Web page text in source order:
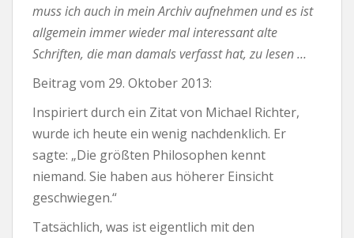
muss ich auch in mein Archiv aufnehmen und es ist
allgemein immer wieder mal interessant alte
Schriften, die man damals verfasst hat, zu lesen …
Beitrag vom 29. Oktober 2013:
Inspiriert durch ein Zitat von Michael Richter,
wurde ich heute ein wenig nachdenklich. Er
sagte: „Die größten Philosophen kennt
niemand. Sie haben aus höherer Einsicht
geschwiegen.“
Tatsächlich, was ist eigentlich mit den